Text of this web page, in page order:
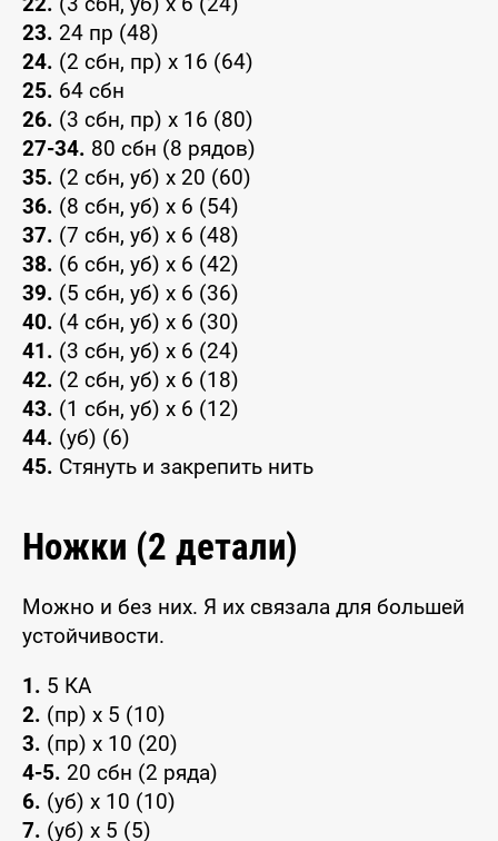
23. 24 пр (48)
24. (2 сбн, пр) x 16 (64)
25. 64 сбн
26. (3 сбн, пр) x 16 (80)
27-34. 80 сбн (8 рядов)
35. (2 сбн, уб) x 20 (60)
36. (8 сбн, уб) x 6 (54)
37. (7 сбн, уб) x 6 (48)
38. (6 сбн, уб) x 6 (42)
39. (5 сбн, уб) x 6 (36)
40. (4 сбн, уб) x 6 (30)
41. (3 сбн, уб) x 6 (24)
42. (2 сбн, уб) x 6 (18)
43. (1 сбн, уб) x 6 (12)
44. (уб) (6)
45. Стянуть и закрепить нить
Ножки (2 детали)
Можно и без них. Я их связала для большей
устойчивости.
1. 5 КА
2. (пр) x 5 (10)
3. (пр) x 10 (20)
4-5. 20 сбн (2 ряда)
6. (уб) x 10 (10)
7. (уб) x 5 (5)